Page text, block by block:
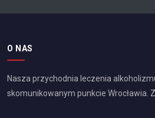
O NAS
Nasza przychodnia leczenia
skomunikowanym punkcie Wrocławia